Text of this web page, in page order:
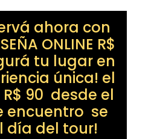
ahora con
ONLINE R$
tu lugar en
única! el
90 desde el
encuentro se
día del tour!